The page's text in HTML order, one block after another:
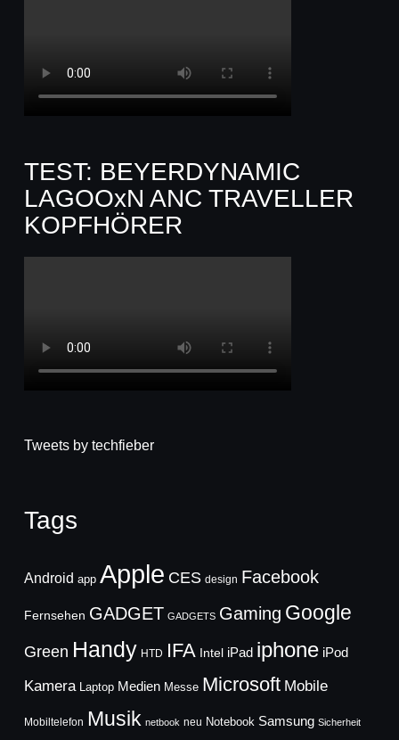
TEST: BEYERDYNAMIC
LAGOOxN ANC TRAVELLER
KOPFHÖRER
Tweets by techfieber
Tags
Android app Apple CES design Facebook
Fernsehen GADGET GADGETS Gaming Google
Green Handy HTD IFA Intel iPad iphone iPod
Kamera Laptop Medien Messe Microsoft Mobile
Mobiltelefon Musik netbook neu Notebook Samsung Sicherheit